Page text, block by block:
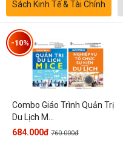
Sách Kinh Tế & Tài Chính
Combo Giáo Trình Quản Trị
Du Lịch M...
-10%
684.000đ 760.000đ